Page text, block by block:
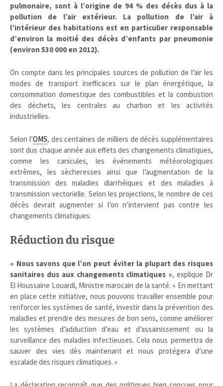
pulmonaire, sont à l’origine de 94 % des décès dus à la
pollution de l’air extérieur. La pollution de l’air à
l’intérieur des habitations est en particulier responsable
d’environ la moitié des décès d’enfants par pneumonie
(environ 530 000 en 2012).
On compte dans les principales sources de pollution de l’air les
modes de transport inefficaces sur le plan énergétique, la
consommation domestique des combustibles et la combustion
des déchets, les centrales au charbon et les activités
industrielles.
Selon l’OMS, des centaines de milliers de décès supplémentaires
sont dus chaque année aux effets des changements climatiques,
comme les canicules, les événements météorologiques
extrêmes, les sècheresses ainsi que l’augmentation de la
transmission des maladies diarrhéiques et des maladies à
transmission vectorielle. Selon les projections, le nombre de ces
décès devrait augmenter si l’on n’intervient pas contre les
changements climatiques.
Réduction du risque
« Nous savons que l’on peut éviter la plupart des risques
sanitaires dus aux changements climatiques », explique Dr
El Houssaine Louardi, Ministre marocain de la santé. « En mettant
en place cette initiative, nous pouvons travailler ensemble pour
renforcer les systèmes de santé, investir dans la prévention des
maladies et prendre des mesures de bon sens, comme améliorer
les systèmes d’adduction d’eau et d’assainissement ou la
surveillance des maladies infectieuses. Cela nous permettra de
sauver des vies dès maintenant et nous protégera d’une
escalade des risques climatiques. »